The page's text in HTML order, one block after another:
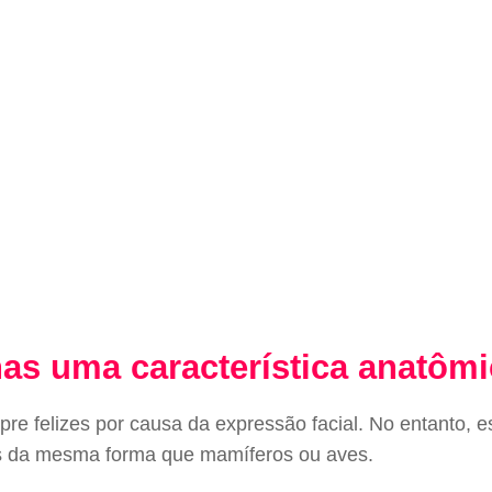
uma característica
felizes por causa da expressão facial. No entanto,
mesma forma que mamíferos ou aves.